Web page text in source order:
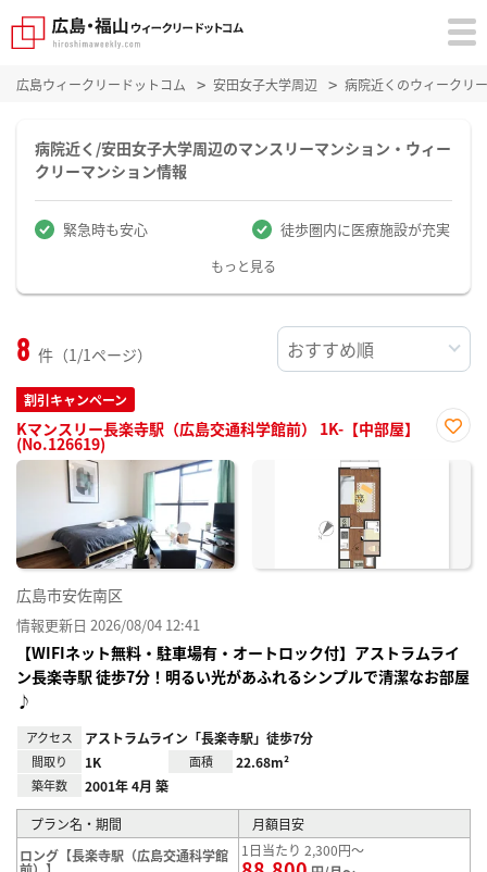
広島ウィークリードットコム 安田女子大学周辺 病院近くのウィークリ
病院近く/安田女子大学周辺のマンスリーマンション・ウィー
クリーマンション情報
緊急時も安心 徒歩圏内に医療施設が充実
もっと見る
8 件（1/1ページ）
割引キャンペーン
Kマンスリー長楽寺駅（広島交通科学館前） 1K-【中部屋】
(No.126619)
に入
広島市安佐南区
情報更新日 2026/08/04 12:41
【WIFIネット無料・駐車場有・オートロック付】アストラムライ
ン長楽寺駅 徒歩7分！明るい光があふれるシンプルで清潔なお部屋
♪
アクセス アストラムライン「長楽寺駅」徒歩7分
間取り 1K 面積 22.68m²
築年数 2001年 4月 築
プラン名・期間
月額目安
ロング【長楽寺駅（広島交通科学館
1日当たり 2,300円～